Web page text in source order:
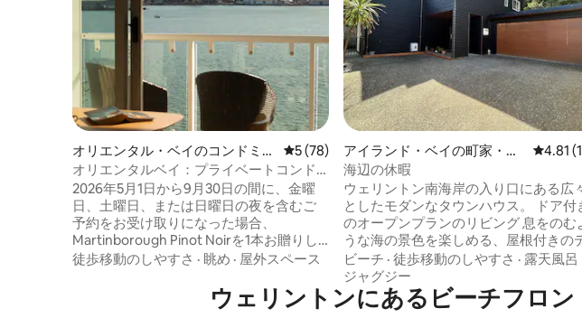
オリエンタル・ベイのコンドミニ
アム
レビュー78件、5つ星中5つ星の平均評価
5 (78)
オリエンタルベイ：プライベートコンド
ミニアムからの絶景
2026年5月1日から9月30日の間に、金曜
日、土曜日、または日曜日の夜を含むご
予約をお受け取りになった場合、
Martinborough Pinot Noirを1本お贈りし
ます。 スタイリッシュなアパートで、港
しょう。スライド式の引き戸を開けて、
水辺を散策したり、バスで少しの距離の
徒歩移動のしやすさ · 眺め · 屋外スペース
アイランド・ベイの町家・長
屋
レビュ
4.81
海辺の休暇
ウェリントン南海岸の入り口にある広
としたモダンなタウンハウス。 ドア付き
のオープンプランのリビング 息をのむ
うな海の景色を楽しめる、屋根付きの
ッキにつながります。 ダブルベッドルー
ム2室（主寝室にはウォークインクロー
ットと専用バスルーム） タイル張りのフ
ァミリーバスルーム。 洗濯は別室です
ビーチ · 徒歩移動のしやすさ · 露天風呂
ジャグジー
ウェリントンにあるビーチフロ